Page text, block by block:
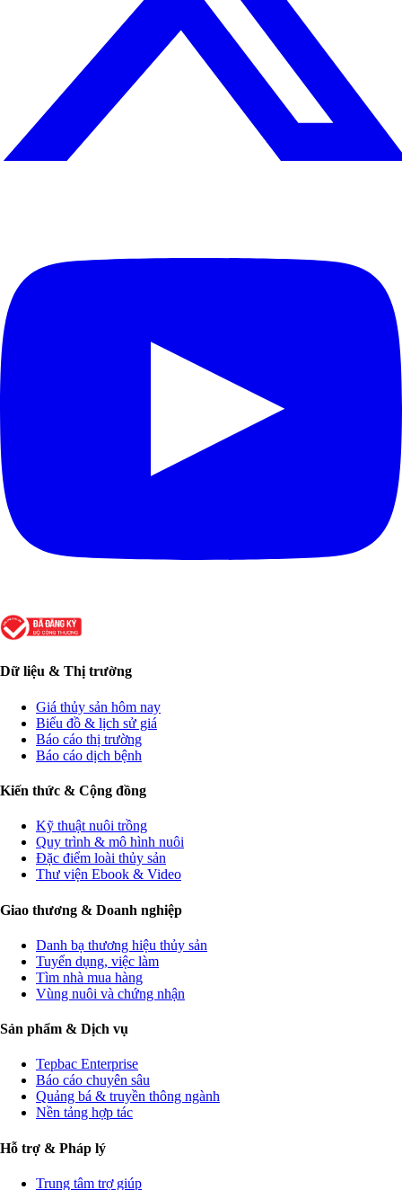
Dữ liệu & Thị trường
Giá thủy sản hôm nay
Biểu đồ & lịch sử giá
Báo cáo thị trường
Báo cáo dịch bệnh
Kiến thức & Cộng đồng
Kỹ thuật nuôi trồng
Quy trình & mô hình nuôi
Đặc điểm loài thủy sản
Thư viện Ebook & Video
Giao thương & Doanh nghiệp
Danh bạ thương hiệu thủy sản
Tuyển dụng, việc làm
Tìm nhà mua hàng
Vùng nuôi và chứng nhận
Sản phẩm & Dịch vụ
Tepbac Enterprise
Báo cáo chuyên sâu
Quảng bá & truyền thông ngành
Nền tảng hợp tác
Hỗ trợ & Pháp lý
Trung tâm trợ giúp